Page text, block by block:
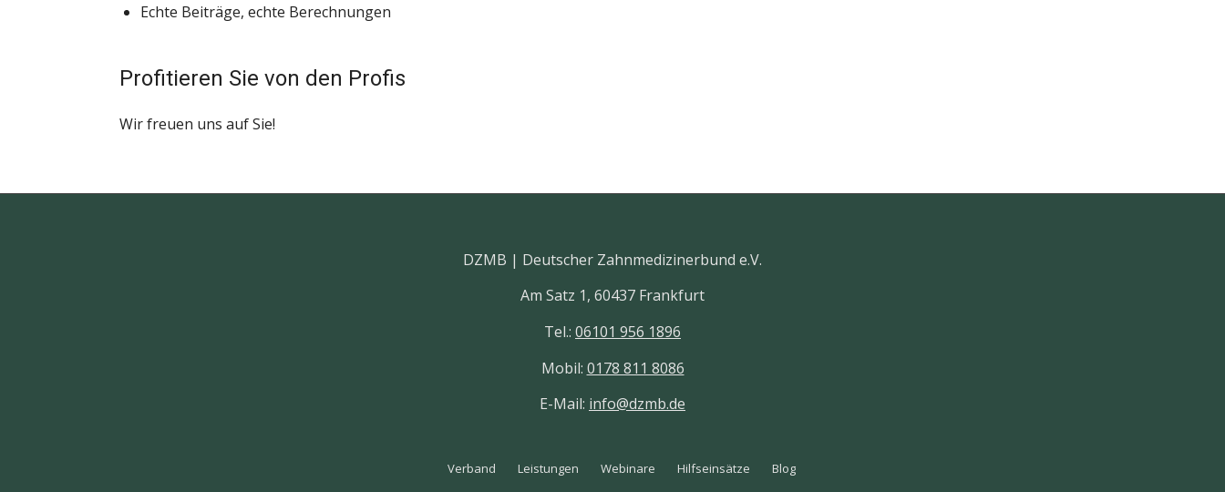
Echte Beiträge, echte Berechnungen
Profitieren Sie von den Profis
Wir freuen uns auf Sie!
DZMB | Deutscher Zahnmedizinerbund e.V.
Am Satz 1, 60437 Frankfurt
Tel.: 06101 956 1896
Mobil: 0178 811 8086
E-Mail: info@dzmb.de
Verband Leistungen Webinare Hilfseinsätze Blog